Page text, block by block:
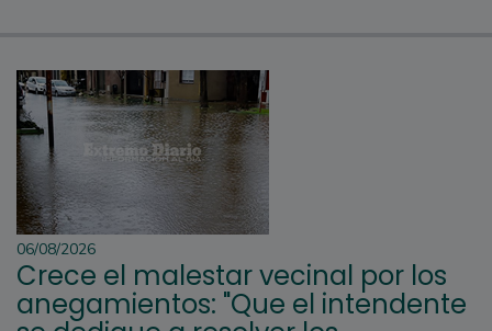
06/08/2026
Crece el malestar vecinal por los
anegamientos: "Que el intendente